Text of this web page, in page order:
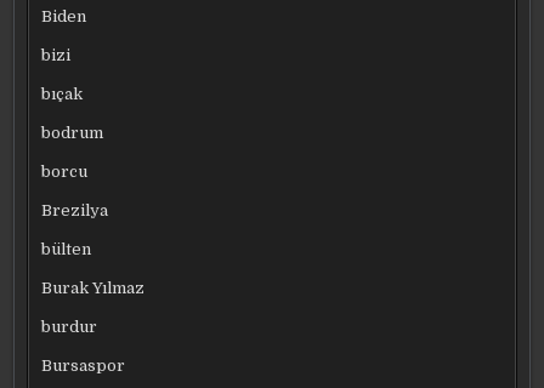
Biden
bizi
bıçak
bodrum
borcu
Brezilya
bülten
Burak Yılmaz
burdur
Bursaspor